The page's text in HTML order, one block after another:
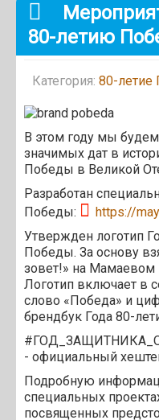
80-летию
Категория: 80-
В этом году мы
значимых дат в
Победы в Великой
Разработан
Победы:
https://
Утвержден логотип
Победы. За основу
зовет!» на Мамаевом
Логотип включает в
слово «Победа» и
брендбук Года 80-
- официальный
Подробную
специальных
посвященных